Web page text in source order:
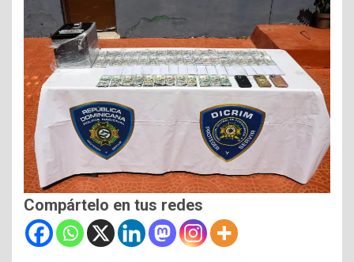
Compártelo en tus redes